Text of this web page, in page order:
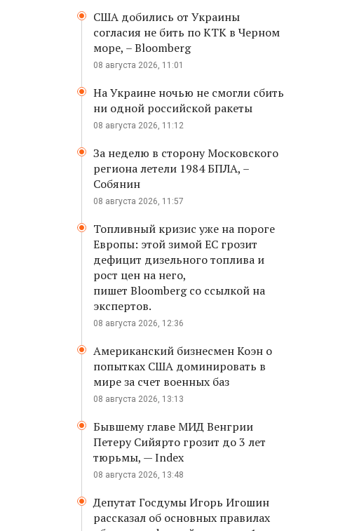
США добились от Украины
согласия не бить по КТК в Черном
море, – Bloomberg
08 августа 2026, 11:01
На Украине ночью не смогли сбить
ни одной российской ракеты
08 августа 2026, 11:12
За неделю в сторону Московского
региона летели 1984 БПЛА, –
Собянин
08 августа 2026, 11:57
Топливный кризис уже на пороге
Европы: этой зимой ЕС грозит
дефицит дизельного топлива и
рост цен на него,
пишет Bloomberg со ссылкой на
экспертов.
08 августа 2026, 12:36
Американский бизнесмен Коэн о
попытках США доминировать в
мире за счет военных баз
08 августа 2026, 13:13
Бывшему главе МИД Венгрии
Петеру Сийярто грозит до 3 лет
тюрьмы, — Index
08 августа 2026, 13:48
Депутат Госдумы Игорь Игошин
рассказал об основных правилах